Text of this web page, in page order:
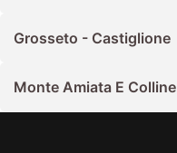
Grosseto - Castiglione
Monte Amiata E Colline